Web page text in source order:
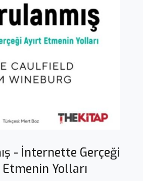
- İnternette Gerçeği
Yolları